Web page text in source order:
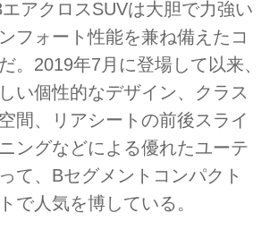
アクロスSUVは大胆で力強い
フォート性能を兼ね備えたコ
。2019年7月に登場して以来、
い個性的なデザイン、クラス
間、リアシートの前後スライ
ングなどによる優れたユーテ
て、Bセグメントコンパクト
で人気を博している。